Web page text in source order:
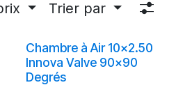
Trier par
Chambre à Air 10x2.50
Innova Valve 90x90
Degrés